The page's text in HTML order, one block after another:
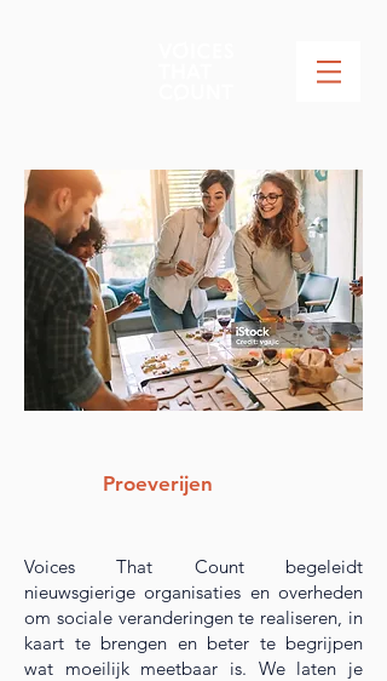
Proeverijen
Voices That Count begeleidt
nieuwsgierige organisaties en overheden
om sociale veranderingen te realiseren, in
kaart te brengen en beter te begrijpen
wat moeilijk meetbaar is. We laten je